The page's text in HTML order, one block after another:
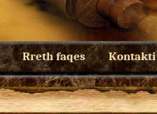
Rreth faqes Kontakti